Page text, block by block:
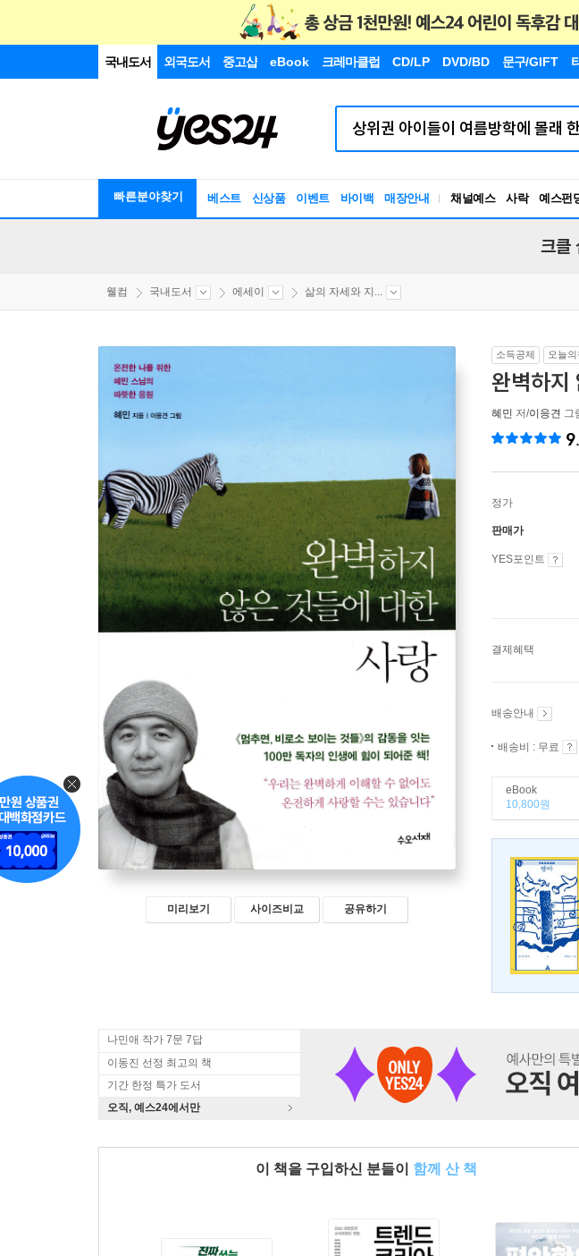
국내도서 외국도서 중고샵 eBook 크레마클럽 CD/LP DVD/BD 문구/GIFT
빠른분야찾기 베스트 신상품 이벤트 바이백 매장안내 채널예스 사락 예스펀
크클
웰컴 국내도서 에세이 삶의 자세와 지...
미리보기 사이즈비교 공유하기
소득공제 오늘의
완벽하지
혜민 저/이응견 그
정가
판매가
YES포인트
결제혜택
배송안내
배송비 : 무료
eBook
10,800원
나민애 작가 7문 7답
이동진 선정 최고의 책
기간 한정 특가 도서
오직, 예스24에서만
이 책을 구입하신 분들이 함께 산 책